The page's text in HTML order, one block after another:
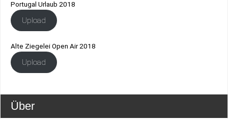
Portugal Urlaub 2018
Upload
Alte Ziegelei Open Air 2018
Upload
Über